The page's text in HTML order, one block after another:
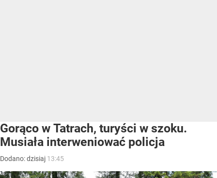
Gorąco w Tatrach, turyści w szoku.
Musiała interweniować policja
Dodano:dzisiaj 13:45